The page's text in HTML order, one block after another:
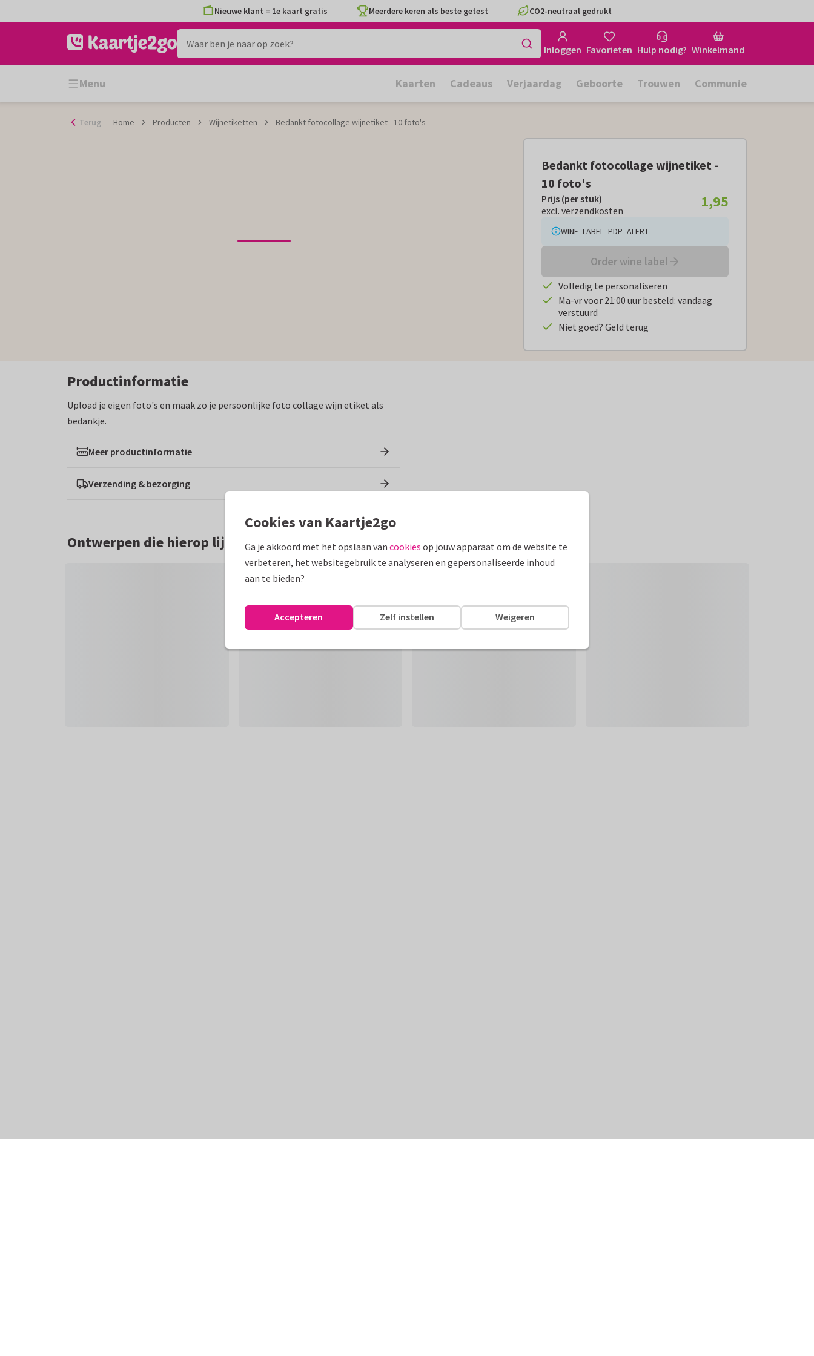
naar
Nieuwe klant = 1e kaart gratis Meerdere keren als beste getest CO2-neutraal gedrukt
Inloggen Favorieten Hulp nodig? Winkelmand
Menu Kaarten Cadeaus Verjaardag Geboorte Trouwen Communie
Terug Home Producten Wijnetiketten Bedankt fotocollage wijnetiket - 10 foto's
Bedankt fotocollage wijnetiket -
10 foto's
Prijs (per stuk): excl. verzendkosten
Prijs (per stuk)
excl. verzendkosten
1,95
WINE_LABEL_PDP_ALERT
Order wine label
Volledig te personaliseren
Ma-vr voor 21:00 uur besteld: vandaag
verstuurd
Niet goed? Geld terug
Productinformatie
Upload je eigen foto's en maak zo je persoonlijke foto collage wijn etiket als
bedankje.
Meer productinformatie
Verzending & bezorging
Ontwerpen die hierop lijken
Cookies van Kaartje2go
Ga je akkoord met het opslaan van cookies op jouw apparaat om de website te
verbeteren, het websitegebruik te analyseren en gepersonaliseerde inhoud
aan te bieden?
Weigeren
Zelf instellen
Accepteren